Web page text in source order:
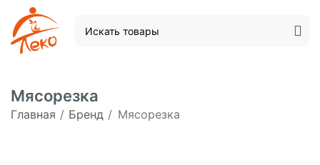
Мясорезка
Главная / Бренд / Мясорезка